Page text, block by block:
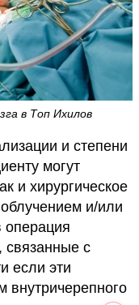
в Топ Ихилов
и степени
могут
и хирургическое
и/или
операция
связанные с
если эти
внутричерепного